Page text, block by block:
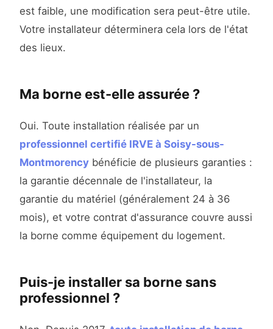
est faible, une modification sera peut-être utile.
Votre installateur déterminera cela lors de l'état
des lieux.
Ma borne est-elle assurée ?
Oui. Toute installation réalisée par un
professionnel certifié IRVE à Soisy-sous-
Montmorency bénéficie de plusieurs garanties :
la garantie décennale de l'installateur, la
garantie du matériel (généralement 24 à 36
mois), et votre contrat d'assurance couvre aussi
la borne comme équipement du logement.
Puis-je installer sa borne sans
professionnel ?